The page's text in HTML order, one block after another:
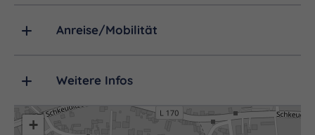
Anreise/Mobilität
Weitere Infos
+